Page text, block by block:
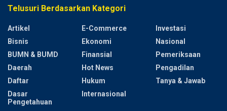
Telusuri Berdasarkan Kategori
Artikel
Bisnis
BUMN & BUMD
Daerah
Daftar
Dasar
Pengetahuan
E-Commerce
Ekonomi
Finansial
Hot News
Hukum
Internasional
Investasi
Nasional
Pemeriksaan
Pengadilan
Tanya & Jawab